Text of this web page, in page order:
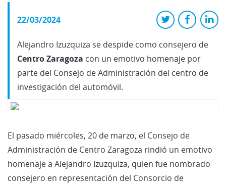
22/03/2024
Alejandro Izuzquiza se despide como consejero de
Centro Zaragoza con un emotivo homenaje por
parte del Consejo de Administración del centro de
investigación del automóvil.
El pasado miércoles, 20 de marzo, el Consejo de
Administración de Centro Zaragoza rindió un emotivo
homenaje a Alejandro Izuzquiza, quien fue nombrado
consejero en representación del Consorcio de